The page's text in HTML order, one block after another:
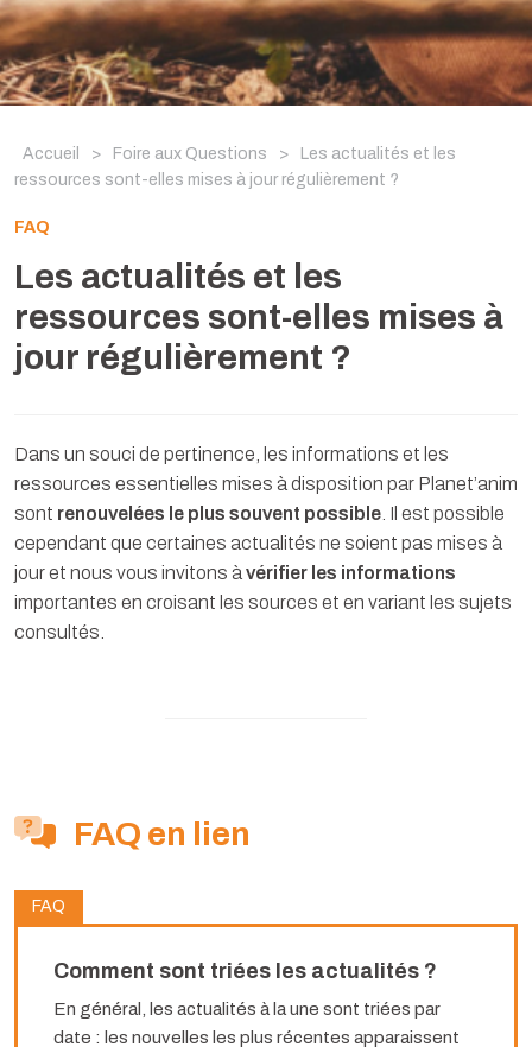
Accueil > Foire aux Questions >
Les actualités et les
ressources sont-elles mises à jour régulièrement ?
FAQ
Les actualités et les
ressources sont-elles mises à
jour régulièrement ?
Dans un souci de pertinence, les informations et les
ressources essentielles mises à disposition par Planet’anim
sont renouvelées le plus souvent possible . Il est possible
cependant que certaines actualités ne soient pas mises à
jour et nous vous invitons à vérifier les informations
importantes en croisant les sources et en variant les sujets
consultés.
FAQ en lien
FAQ
Comment sont triées les actualités ?
En général, les actualités à la une sont triées par
date : les nouvelles les plus récentes apparaissent